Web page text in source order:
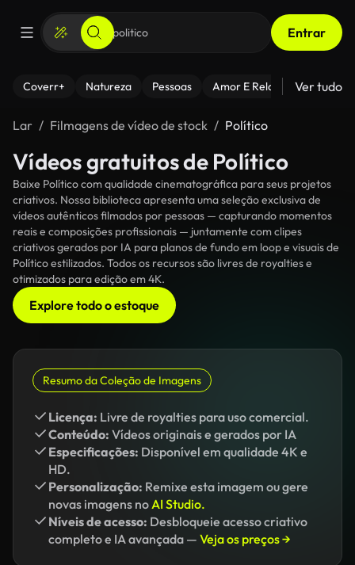
Entrar
Coverr+ Natureza Pessoas Amor E Relacionamentos
Ver tudo
Lar Filmagens de vídeo de stock Político
Vídeos gratuitos de Político
Baixe Político com qualidade cinematográfica para seus projetos
criativos. Nossa biblioteca apresenta uma seleção exclusiva de
vídeos autênticos filmados por pessoas — capturando momentos
reais e composições profissionais — juntamente com clipes
criativos gerados por IA para planos de fundo em loop e visuais de
Político estilizados. Todos os recursos são livres de royalties e
otimizados para edição em 4K.
Explore todo o estoque
Resumo da Coleção de Imagens
Licença: Livre de royalties para uso comercial.
Conteúdo: Vídeos originais e gerados por IA
Especificações: Disponível em qualidade 4K e
HD.
Personalização: Remixe esta imagem ou gere
novas imagens noAI Studio.
Níveis de acesso: Desbloqueie acesso criativo
completo e IA avançada — Veja os preços →